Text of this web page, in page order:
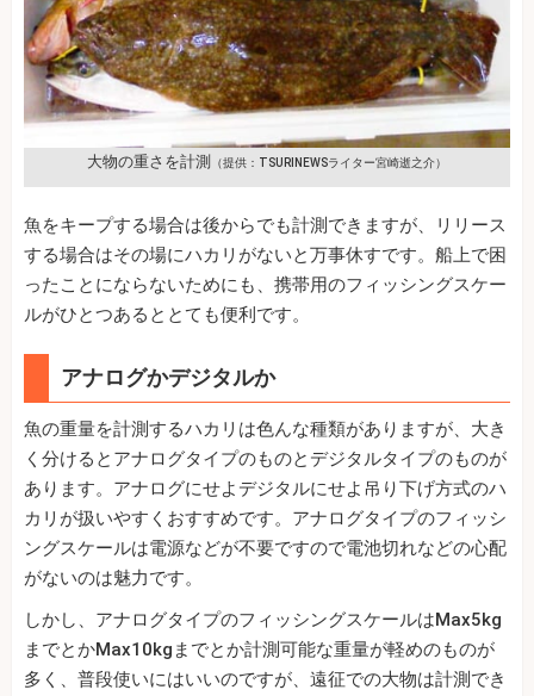
大物の重さを計測 （提供：TSURINEWSライター宮崎逝之介）
魚をキープする場合は後からでも計測できますが、リリース
する場合はその場にハカリがないと万事休すです。船上で困
ったことにならないためにも、携帯用のフィッシングスケー
ルがひとつあるととても便利です。
アナログかデジタルか
魚の重量を計測するハカリは色んな種類がありますが、大き
く分けるとアナログタイプのものとデジタルタイプのものが
あります。アナログにせよデジタルにせよ吊り下げ方式のハ
カリが扱いやすくおすすめです。アナログタイプのフィッシ
ングスケールは電源などが不要ですので電池切れなどの心配
がないのは魅力です。
しかし、アナログタイプのフィッシングスケールはMax5kg
までとかMax10kgまでとか計測可能な重量が軽めのものが
多く、普段使いにはいいのですが、遠征での大物は計測でき